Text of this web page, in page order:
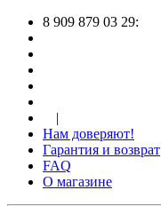
8 909 879 03 29:
|
Нам доверяют!
Гарантия и возврат
FAQ
О магазине